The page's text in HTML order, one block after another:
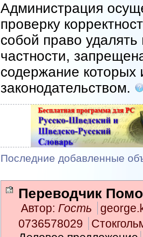
Администрация
проверку
собой право
частности,
содержание которых
законодательством.
Последние добавленные
Переводчик
Автор: Гость
0736578029